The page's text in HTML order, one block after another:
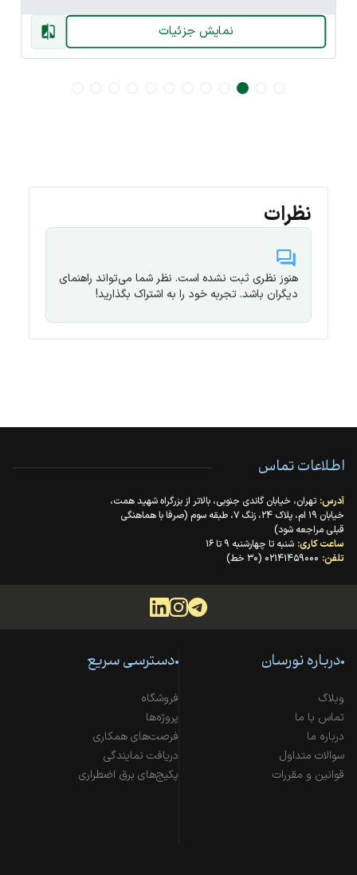
نمایش جزئیات
نظرات
هنوز نظری ثبت نشده است. نظر شما می‌تواند راهنمای
دیگران باشد. تجربه خود را به اشتراک بگذارید!
اطلاعات تماس
آدرس: تهران، خیابان گاندی جنوبی، بالاتر از بزرگراه شهید همت،
خیابان ۱۹ ام، پلاک ۲۴، زنگ ۷، طبقه سوم (صرفا با هماهنگی
قبلی مراجعه شود)
ساعت کاری: شنبه تا چهارشنبه ۹ تا ۱۶
تلفن: ۰۲۱۴۱۴۵۹۰۰۰ (۳۰ خط)
درباره نورسان
وبلاگ
تماس با ما
درباره ما
سوالات متداول
قوانین و مقررات
دسترسی سریع
فروشگاه
پروژه‌ها
فرصت‌های همکاری
دریافت نمایندگی
پکیج‌های برق اضطراری